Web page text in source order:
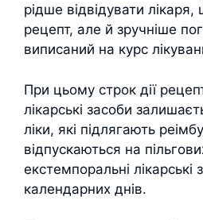
рідше відвідувати
рецепт, але й зручніше
виписаний на курс
При цьому строк дії
лікарські засоби
ліки, які підлягають
відпускаються на
екстемпоральні
календарних днів.